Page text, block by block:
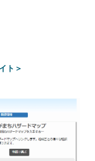
ト＞